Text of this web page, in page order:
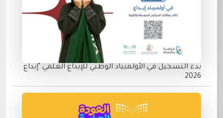
بدء التسجيل في الأولمبياد الوطني للإبداع العلمي "إبداع
2026